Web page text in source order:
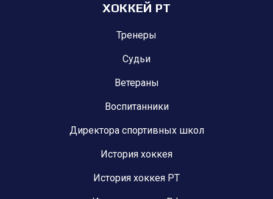
ХОККЕЙ РТ
Тренеры
Судьи
Ветераны
Воспитанники
Директора спортивных школ
История хоккея
История хоккея РТ